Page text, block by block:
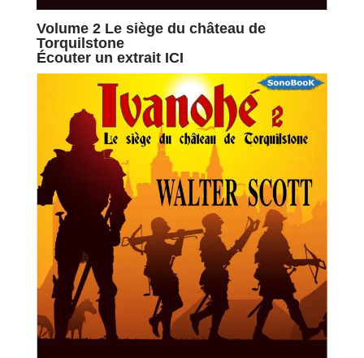
Volume 2 Le siège du château de
Torquilstone
Écouter un extrait ICI